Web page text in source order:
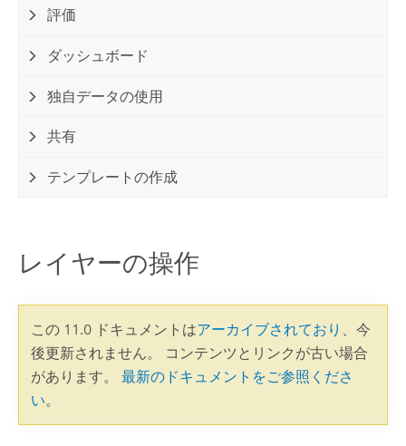
評価
ダッシュボード
独自データの使用
共有
テンプレートの作成
レイヤーの操作
この 11.0 ドキュメントはアーカイブされており
、今
後更新されません。 コンテンツとリンクが古い場合
があります。 最新のドキュメントをご参照くださ
い。